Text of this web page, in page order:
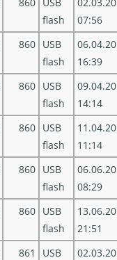
flash
07:56
860 USB
flash
16:39
860 USB
flash
14:14
860 USB
flash
11:14
860 USB
flash
08:29
860 USB
flash
21:51
861
USB